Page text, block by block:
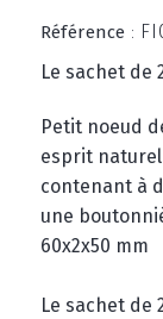
Référence :
Le sachet de
Petit noeud
esprit
contenant à
une
60x2x50 mm
Le sachet de